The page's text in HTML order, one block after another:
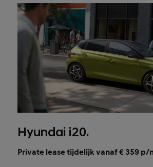
Hyundai i20.
Private lease tijdelijk vanaf € 359 p/